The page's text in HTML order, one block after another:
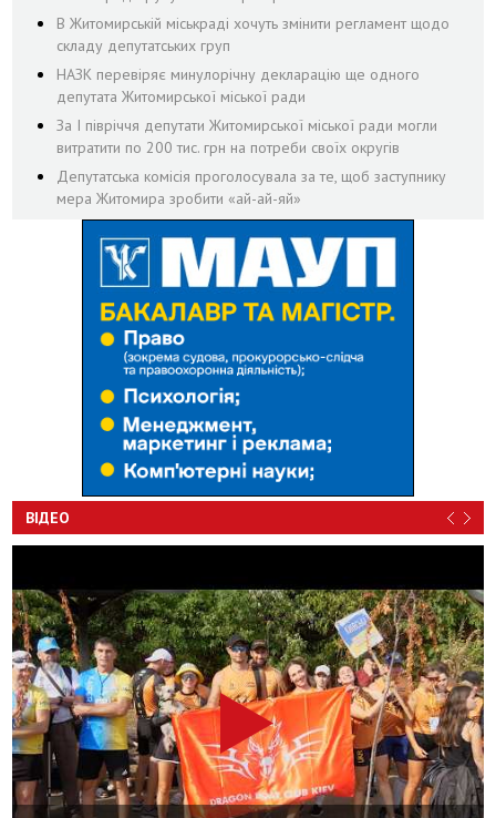
В Житомирській міськраді хочуть змінити регламент щодо
складу депутатських груп
НАЗК перевіряє минулорічну декларацію ще одного
депутата Житомирської міської ради
За І півріччя депутати Житомирської міської ради могли
витратити по 200 тис. грн на потреби своїх округів
Депутатська комісія проголосувала за те, щоб заступнику
мера Житомира зробити «ай-ай-яй»
ВІДЕО